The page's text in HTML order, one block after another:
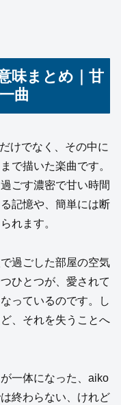
味まとめ｜甘
曲
けでなく、その中に
で描いた楽曲です。
ごす濃密で甘い時間
記憶や、簡単には断
れます。
過ごした部屋の空気
ひとつが、愛されて
っているのです。し
、それを失うことへ
一体になった、aiko
終わらない、けれど